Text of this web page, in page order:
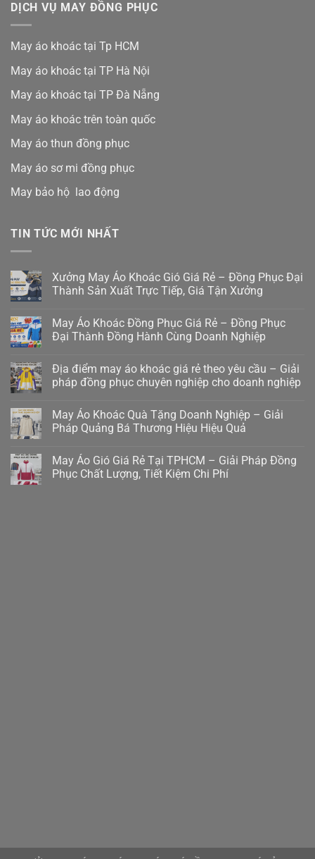
DỊCH VỤ MAY ĐỒNG PHỤC
May áo khoác tại Tp HCM
May áo khoác tại TP Hà Nội
May áo khoác tại TP Đà Nẵng
May áo khoác trên toàn quốc
May áo thun đồng phục
May áo sơ mi đồng phục
May bảo hộ lao động
TIN TỨC MỚI NHẤT
Xưởng May Áo Khoác Gió Giá Rẻ – Đồng Phục Đại
Thành Sản Xuất Trực Tiếp, Giá Tận Xưởng
May Áo Khoác Đồng Phục Giá Rẻ – Đồng Phục
Đại Thành Đồng Hành Cùng Doanh Nghiệp
Địa điểm may áo khoác giá rẻ theo yêu cầu – Giải
pháp đồng phục chuyên nghiệp cho doanh nghiệp
May Áo Khoác Quà Tặng Doanh Nghiệp – Giải
Pháp Quảng Bá Thương Hiệu Hiệu Quả
May Áo Gió Giá Rẻ Tại TPHCM – Giải Pháp Đồng
Phục Chất Lượng, Tiết Kiệm Chi Phí